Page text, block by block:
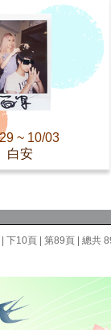
~ 10/03
白安
下10頁 第89頁 | 總共